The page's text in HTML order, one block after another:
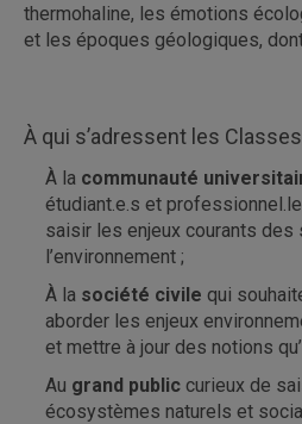
thermohaline, les émotions
et les époques géologiques, dont
À qui s’adressent les
À la communauté
étudiant.e.s et
saisir les enjeux courants des
l’environnement ;
À la société civile qui
aborder les enjeux
et mettre à jour des notions
Au grand public curieux de
écosystèmes naturels et